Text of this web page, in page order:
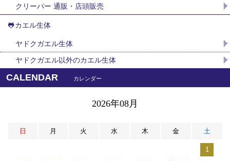
クリーパー 通販・店頭販売
🐸カエル生体
ヤドクガエル生体
ヤドクガエル以外のカエル生体
CALENDAR カレンダー
2026年08月
日 月 火 水 木 金 土
1